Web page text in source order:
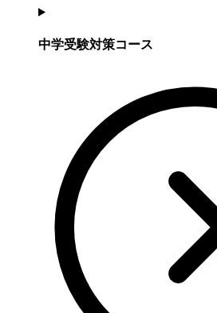
中学受験対策コース